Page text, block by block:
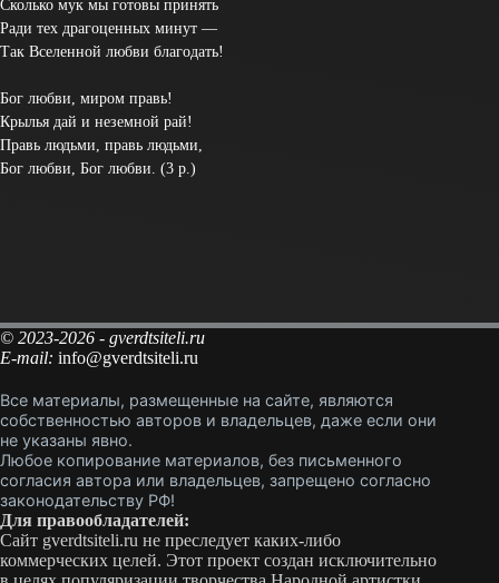
Сколько мук мы готовы принять
Ради тех драгоценных минут —
Так Вселенной любви благодать!
Бог любви, миром правь!
Крылья дай и неземной рай!
Правь людьми, правь людьми,
Бог любви, Бог любви. (3 р.)
© 2023-2026 - gverdtsiteli.ru
E-mail: info@gverdtsiteli.ru
Все материалы, размещенные на сайте, являются
собственностью авторов и владельцев, даже если они
не указаны явно.
Любое копирование материалов, без письменного
согласия автора или владельцев, запрещено согласно
законодательству РФ!
Для правообладателей:
Сайт gverdtsiteli.ru не преследует каких-либо
коммерческих целей. Этот проект создан исключительно